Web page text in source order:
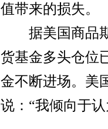
值带来的损失。
据美国商品期
货基金多头仓位
金不断进场。美
说：“我倾向于